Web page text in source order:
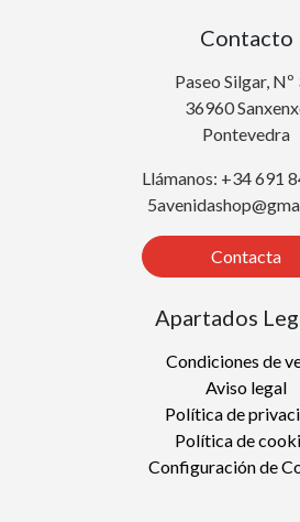
Contacto
Paseo Silgar, Nº
36960
Pontevedra
Llámanos: +34 691
Contacta
Apartados
Condiciones de
Aviso legal
Política de
Política de
Configuración de